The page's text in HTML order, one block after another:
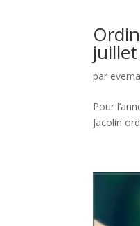
par
Pour
Jacolin